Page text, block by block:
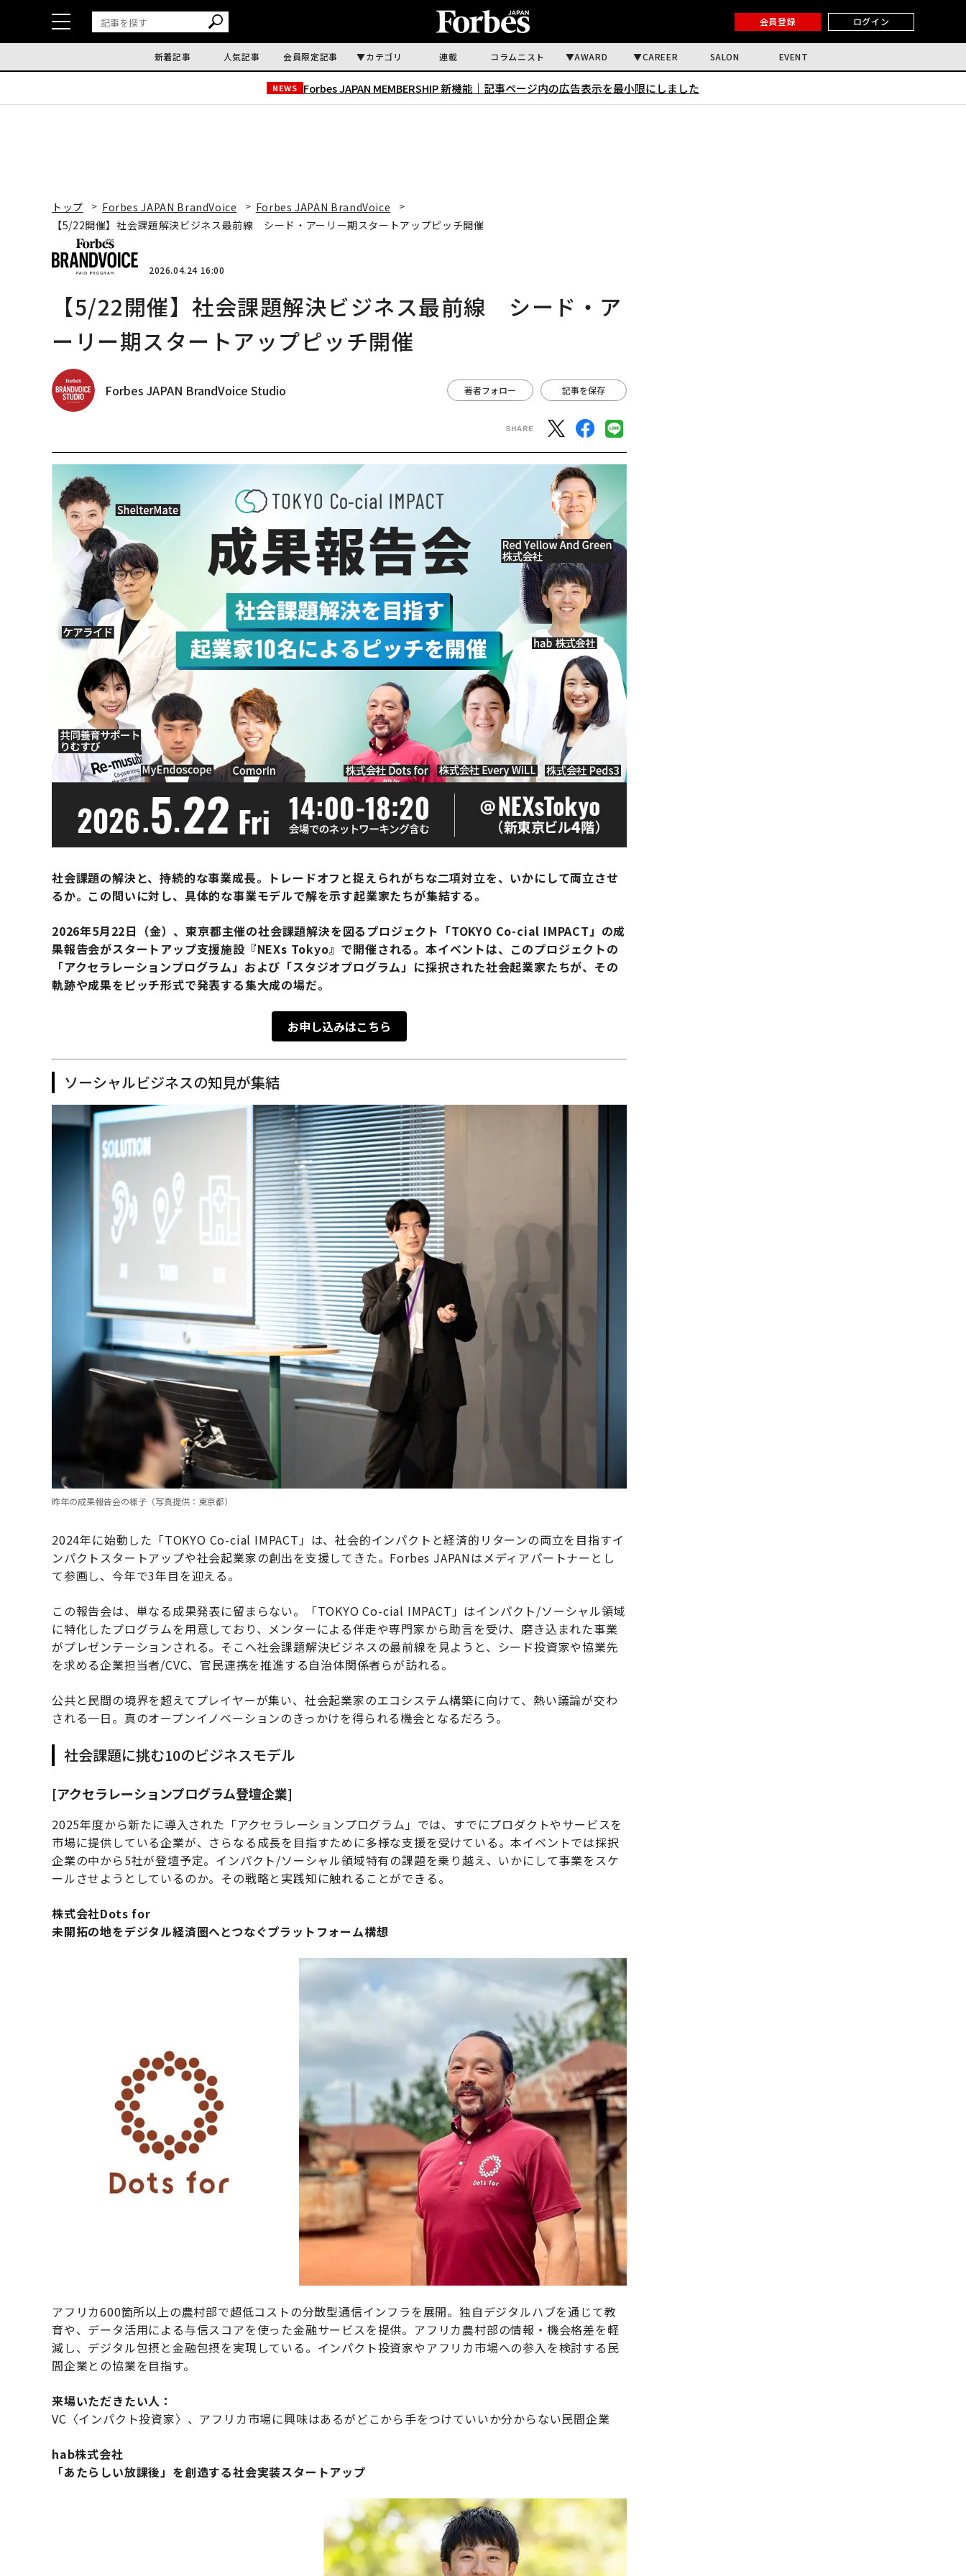
会員登録 ログイン
新着記事 人気記事 会員限定記事 カテゴリ 連載 コラムニスト AWARD CAREER SALON EVENT
NEWS Forbes JAPAN MEMBERSHIP 新機能｜ 記事ページ内の広告表示を最小限にしました
トップ Forbes JAPAN BrandVoice
Forbes JAPAN BrandVoice
【5/22開催】社会課題解決ビジネス最前線 シード・アーリー期スタートアップピッチ開催
2026.04.24 16:00
【5/22開催】社会課題解決ビジネス最前線 シード・ア
ーリー期スタートアップピッチ開催
Forbes JAPAN BrandVoice Studio 著者フォロー 記事を保存
社会課題の解決と、持続的な事業成長。トレードオフと捉えられがちな二項対立を、いかにして両立させ
るか。この問いに対し、具体的な事業モデルで解を示す起業家たちが集結する。
2026年5月22日（金）、東京都主催の社会課題解決を図るプロジェクト「TOKYO Co-cial IMPACT」の成
果報告会がスタートアップ支援施設『NEXs Tokyo』で開催される。本イベントは、このプロジェクトの
「アクセラレーションプログラム」および「スタジオプログラム」に採択された社会起業家たちが、その
軌跡や成果をピッチ形式で発表する集大成の場だ。
お申し込みはこちら
ソーシャルビジネスの知見が集結
昨年の成果報告会の様子（写真提供：東京都）
2024年に始動した「TOKYO Co-cial IMPACT」は、社会的インパクトと経済的リターンの両立を目指すイ
ンパクトスタートアップや社会起業家の創出を支援してきた。Forbes JAPANはメディアパートナーとし
て参画し、今年で3年目を迎える。
この報告会は、単なる成果発表に留まらない。「TOKYO Co-cial IMPACT」はインパクト/ソーシャル領域
に特化したプログラムを用意しており、メンターによる伴走や専門家から助言を受け、磨き込まれた事業
がプレゼンテーションされる。そこへ社会課題解決ビジネスの最前線を見ようと、シード投資家や協業先
を求める企業担当者/CVC、官民連携を推進する自治体関係者らが訪れる。
公共と民間の境界を超えてプレイヤーが集い、社会起業家のエコシステム構築に向けて、熱い議論が交わ
される一日。真のオープンイノベーションのきっかけを得られる機会となるだろう。
社会課題に挑む10のビジネスモデル
[アクセラレーションプログラム登壇企業]
2025年度から新たに導入された「アクセラレーションプログラム」では、すでにプロダクトやサービスを
市場に提供している企業が、さらなる成長を目指すために多様な支援を受けている。本イベントでは採択
企業の中から5社が登壇予定。インパクト/ソーシャル領域特有の課題を乗り越え、いかにして事業をスケ
ールさせようとしているのか。その戦略と実践知に触れることができる。
株式会社Dots for
未開拓の地をデジタル経済圏へとつなぐプラットフォーム構想
アフリカ600箇所以上の農村部で超低コストの分散型通信インフラを展開。独自デジタルハブを通じて教
育や、データ活用による与信スコアを使った金融サービスを提供。アフリカ農村部の情報・機会格差を軽
減し、デジタル包摂と金融包摂を実現している。インパクト投資家やアフリカ市場への参入を検討する民
間企業との協業を目指す。
来場いただきたい人：
VC〈インパクト投資家〉、アフリカ市場に興味はあるがどこから手をつけていいか分からない民間企業
hab株式会社
「あたらしい放課後」を創造する社会実装スタートアップ